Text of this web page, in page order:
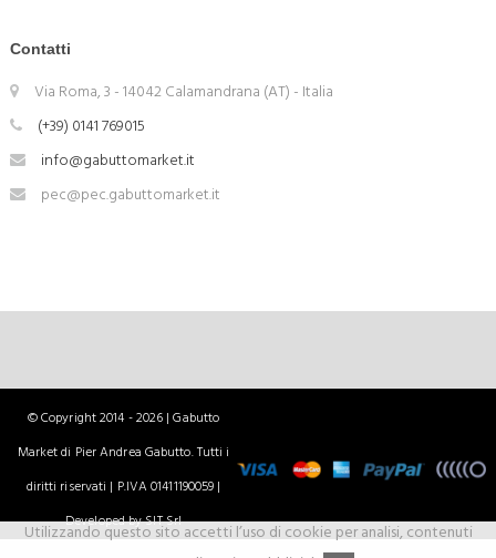
Contatti
Via Roma, 3 - 14042 Calamandrana (AT) - Italia
(+39) 0141 769015
info@gabuttomarket.it
pec@pec.gabuttomarket.it
© Copyright 2014 - 2026 | Gabutto
Market di Pier Andrea Gabutto. Tutti i
diritti riservati | P.IVA 01411190059 |
Developed by SIT Srl
Utilizzando questo sito accetti l’uso di cookie per analisi, contenuti